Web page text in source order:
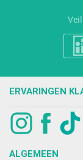
ERVARINGEN
ALGEMEEN